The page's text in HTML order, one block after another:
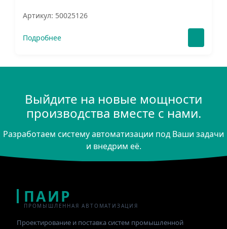
Артикул: 50025126
Подробнее
Выйдите на новые мощности
производства вместе с нами.
Разработаем систему автоматизации под Ваши задачи
и внедрим её.
ПАИР
ПРОМЫШЛЕННАЯ АВТОМАТИЗАЦИЯ
Проектирование и поставка систем промышленной